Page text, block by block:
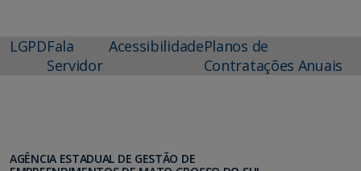
LGPDFala
Servidor
AcessibilidadePlanos de
Contratações Anuais
AGÊNCIA ESTADUAL DE GESTÃO DE